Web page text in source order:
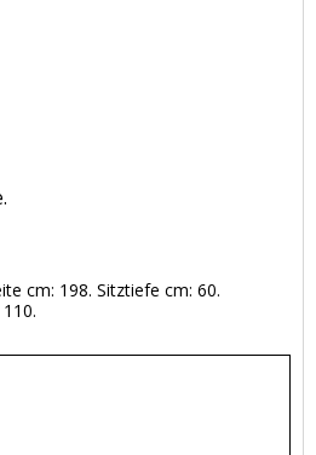
cm: 198. Sitztiefe cm: 60.